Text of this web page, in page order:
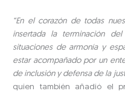
“En el corazón de todas
insertada la terminación
situaciones de armonía y
estar acompañado por un
de inclusión y defensa de la
quien también añadió el